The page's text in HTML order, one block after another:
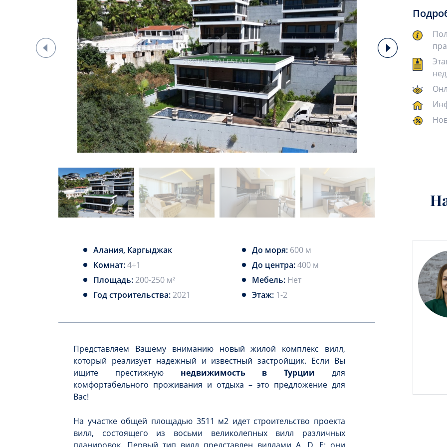
Алания, Каргыджак До моря: 600 м
Комнат:4+1 До центра:400 м
Площадь:200-250 м² Мебель: Нет
Год строительства:2021 Этаж: 1-2
Представляем Вашему вниманию новый жилой комплекс вилл,
который реализует надежный и известный застройщик. Если Вы
ищите престижную недвижимость в Турции для
комфортабельного проживания и отдыха – это предложение для
Вас!
На участке общей площадью 3511 м2 идет строительство проекта
вилл, состоящего из восьми великолепных вилл различных